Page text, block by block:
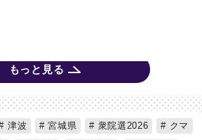
もっと見る
津波 宮城県 衆院選2026
クマ